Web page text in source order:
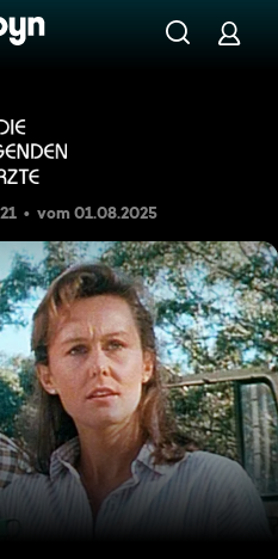
Selbsthilfe
vom 01.08.2025